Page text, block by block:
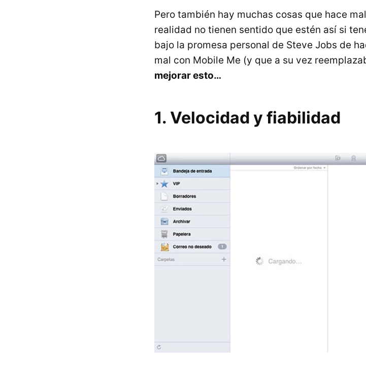
Pero también hay muchas cosas que hace
realidad no tienen sentido que estén así si
bajo la promesa personal de Steve Jobs de
mal con Mobile Me (y que a su vez
mejorar esto…
1. Velocidad y fiabilidad